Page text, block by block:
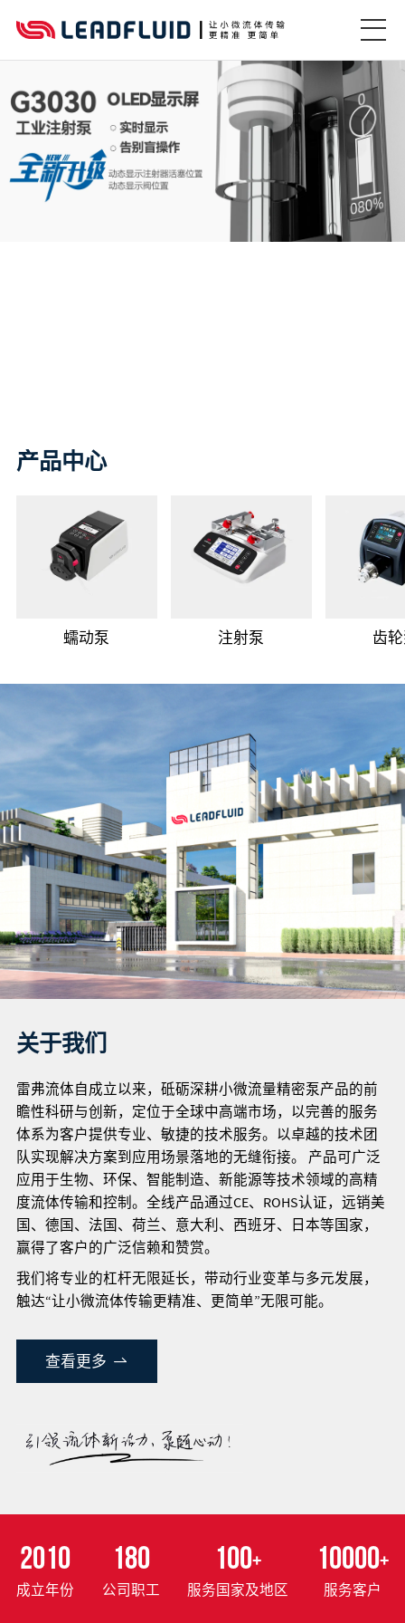
产品中心
蠕动泵 注射泵 齿
关于我们
雷弗流体自成立以来，砥砺深耕小微流量精密泵产品的前
瞻性科研与创新，定位于全球中高端市场，以完善的服务
体系为客户提供专业、敏捷的技术服务。以卓越的技术团
队实现解决方案到应用场景落地的无缝衔接。 产品可广泛
应用于生物、环保、智能制造、新能源等技术领域的高精
度流体传输和控制。全线产品通过CE、ROHS认证，远销美
国、德国、法国、荷兰、意大利、西班牙、日本等国家，
赢得了客户的广泛信赖和赞赏。
我们将专业的杠杆无限延长，带动行业变革与多元发展，
触达“让小微流体传输更精准、更简单”无限可能。
查看更多
2010
成立年份
180
公司职工
100+
服务国家及地区
10000+
服务客户